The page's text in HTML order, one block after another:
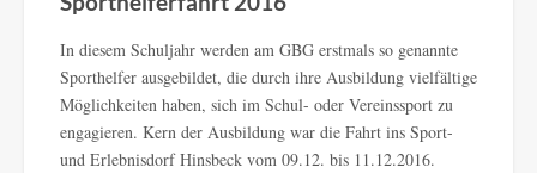
In diesem Schuljahr werden am GBG erstmals so genannte
Sporthelfer ausgebildet, die durch ihre Ausbildung vielfältige
Möglichkeiten haben, sich im Schul- oder Vereinssport zu
engagieren. Kern der Ausbildung war die Fahrt ins Sport-
und Erlebnisdorf Hinsbeck vom 09.12. bis 11.12.2016.